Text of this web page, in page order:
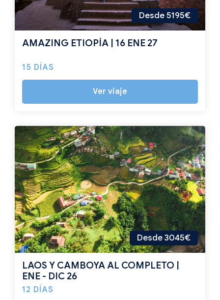
Desde 5195€
AMAZING ETIOPÍA | 16 ENE 27
15 DÍAS
Ver viaje
Desde 3045€
LAOS Y CAMBOYA AL COMPLETO |
ENE - DIC 26
12 DÍAS